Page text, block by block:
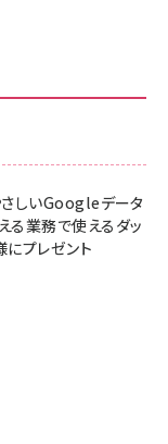
しいGoogleデータ
る業務で使えるダッ
にプレゼント